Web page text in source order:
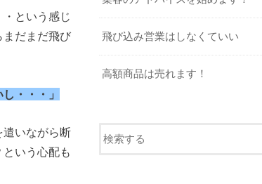
という感じ
まだまだ飛び
・・・」
遣いながら断
いう心配も
飛び込み営業はしなくていい
高額商品は売れます！